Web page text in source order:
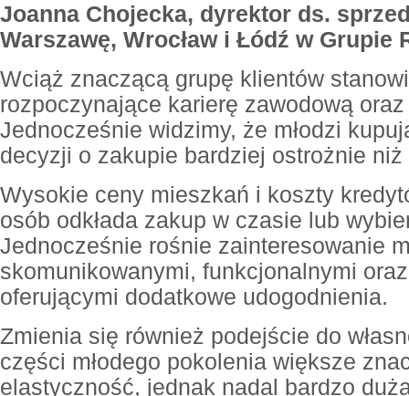
Joanna Chojecka, dyrektor ds.
Warszawę, Wrocław i Łódź w Grupie
Wciąż znaczącą grupę klientów
rozpoczynające karierę zawodową oraz
Jednocześnie widzimy, że młodzi
decyzji o zakupie bardziej ostrożnie
Wysokie ceny mieszkań i koszty
osób odkłada zakup w czasie lub
Jednocześnie rośnie zainteresowanie
skomunikowanymi, funkcjonalnymi
oferującymi dodatkowe udogodnienia.
Zmienia się również podejście do
części młodego pokolenia większe
elastyczność, jednak nadal bardzo